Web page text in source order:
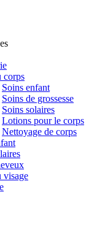
corps
Soins enfant
Soins de grossesse
Soins solaires
Lotions pour le corps
Nettoyage de corps
visage